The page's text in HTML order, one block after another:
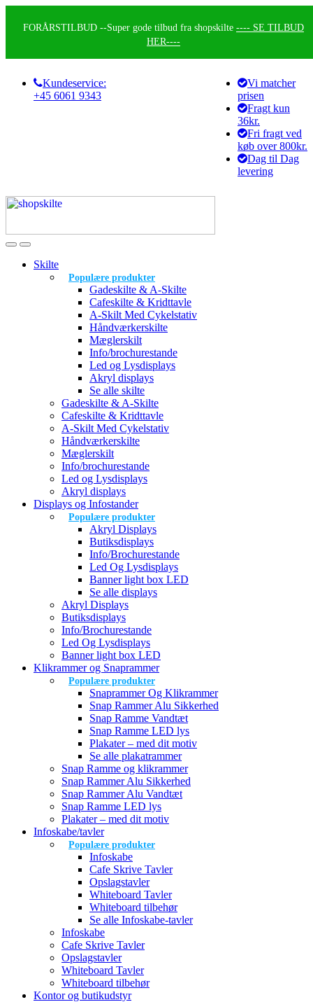
FORÅRSTILBUD --Super gode tilbud fra shopskilte ---- SE TILBUD
HER----
Kundeservice:
+45 6061 9343
Vi matcher
prisen
Fragt kun
36kr.
Fri fragt ved
køb over 800kr.
Dag til Dag
levering
Skilte
Populære produkter
Gadeskilte & A-Skilte
Cafeskilte & Kridttavle
A-Skilt Med Cykelstativ
Håndværkerskilte
Mæglerskilt
Info/brochurestande
Led og Lysdisplays
Akryl displays
Se alle skilte
Gadeskilte & A-Skilte
Cafeskilte & Kridttavle
A-Skilt Med Cykelstativ
Håndværkerskilte
Mæglerskilt
Info/brochurestande
Led og Lysdisplays
Akryl displays
Displays og Infostander
Populære produkter
Akryl Displays
Butiksdisplays
Info/Brochurestande
Led Og Lysdisplays
Banner light box LED
Se alle displays
Akryl Displays
Butiksdisplays
Info/Brochurestande
Led Og Lysdisplays
Banner light box LED
Klikrammer og Snaprammer
Populære produkter
Snaprammer Og Klikrammer
Snap Rammer Alu Sikkerhed
Snap Ramme Vandtæt
Snap Ramme LED lys
Plakater – med dit motiv
Se alle plakatrammer
Snap Ramme og klikrammer
Snap Rammer Alu Sikkerhed
Snap Rammer Alu Vandtæt
Snap Ramme LED lys
Plakater – med dit motiv
Infoskabe/tavler
Populære produkter
Infoskabe
Cafe Skrive Tavler
Opslagstavler
Whiteboard Tavler
Whiteboard tilbehør
Se alle Infoskabe-tavler
Infoskabe
Cafe Skrive Tavler
Opslagstavler
Whiteboard Tavler
Whiteboard tilbehør
Kontor og butikudstyr